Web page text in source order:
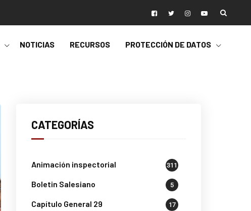
NOTICIAS RECURSOS PROTECCIÓN DE DATOS
CATEGORÍAS
Animación inspectorial 311
Boletin Salesiano 5
Capítulo General 29 17